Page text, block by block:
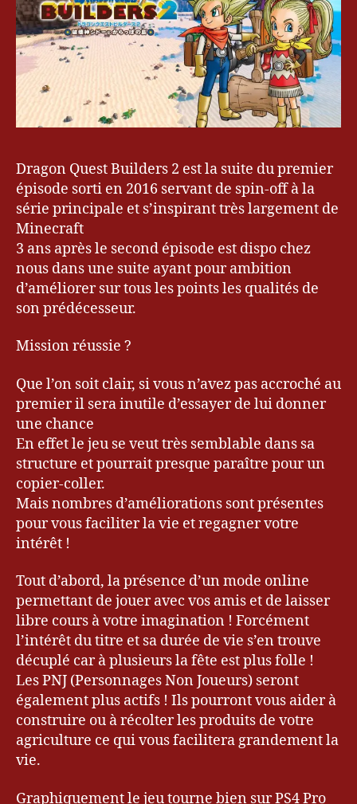
Dragon Quest Builders 2 est la suite du premier
épisode sorti en 2016 servant de spin-off à la
série principale et s’inspirant très largement de
Minecraft
3 ans après le second épisode est dispo chez
nous dans une suite ayant pour ambition
d’améliorer sur tous les points les qualités de
son prédécesseur.
Mission réussie ?
Que l’on soit clair, si vous n’avez pas accroché au
premier il sera inutile d’essayer de lui donner
une chance
En effet le jeu se veut très semblable dans sa
structure et pourrait presque paraître pour un
copier-coller.
Mais nombres d’améliorations sont présentes
pour vous faciliter la vie et regagner votre
intérêt !
Tout d’abord, la présence d’un mode online
permettant de jouer avec vos amis et de laisser
libre cours à votre imagination ! Forcément
l’intérêt du titre et sa durée de vie s’en trouve
décuplé car à plusieurs la fête est plus folle !
Les PNJ (Personnages Non Joueurs) seront
également plus actifs ! Ils pourront vous aider à
construire ou à récolter les produits de votre
agriculture ce qui vous facilitera grandement la
vie.
Graphiquement le jeu tourne bien sur PS4 Pro
bl
o
g,
Bl
g
u
e
,